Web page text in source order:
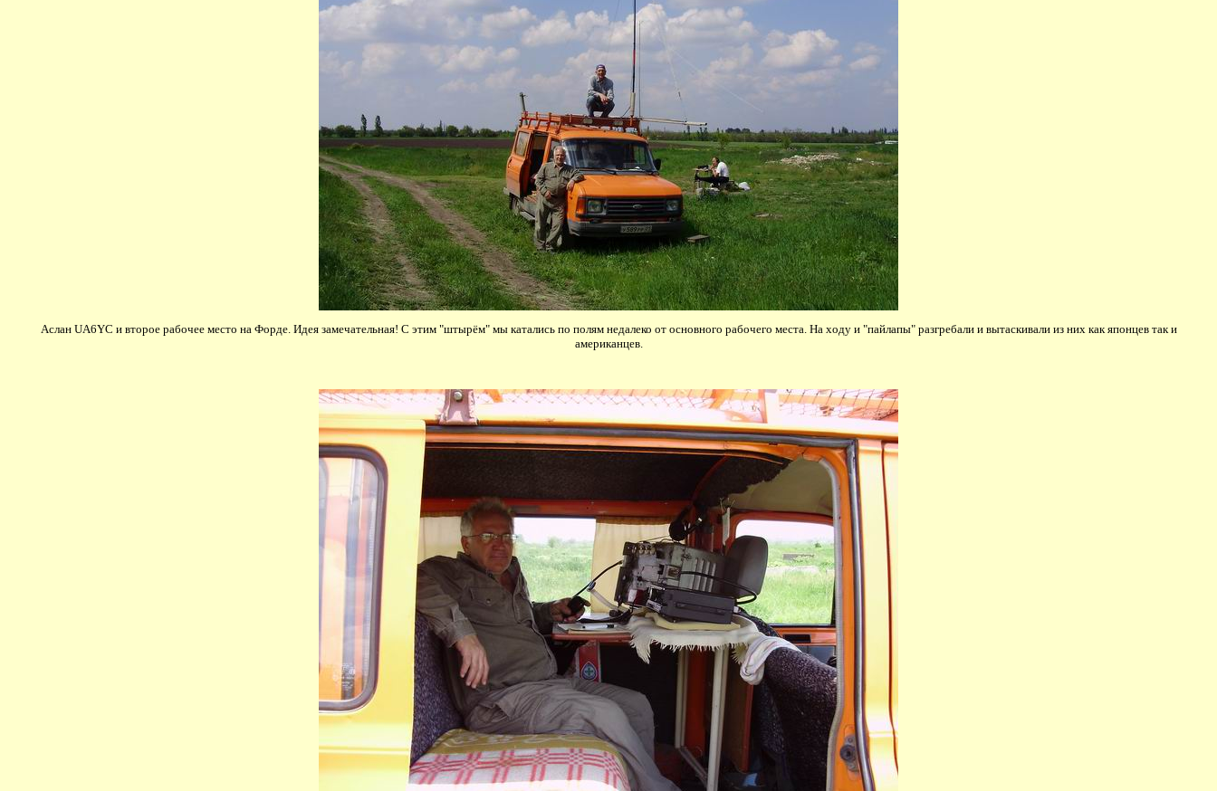
Аслан UA6YC и второе рабочее место на Форде. Идея замечательная! С этим "штырём" мы катались по полям недалеко от основного рабочего места. На ходу и "пайлапы" разгребали и вытаскивали из них как японцев так и
американцев.